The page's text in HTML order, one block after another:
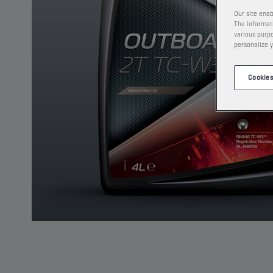
Our site
The
various
personalize